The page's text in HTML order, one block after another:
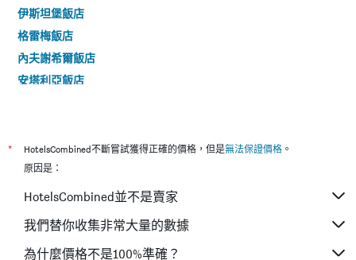
伊斯坦堡飯店
格雷梅飯店
內夫謝希爾飯店
安塔利亞飯店
* HotelsCombined不斷嘗試獲得正確的價格，但是無法保證價格 。
原因是：
HotelsCombined並不是賣家
我們替你收集非常大量的數據
為什麼價格不是100%準確？